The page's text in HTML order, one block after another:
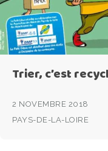
Trier, c’est
2 NOVEMBRE 2018
PAYS-DE-LA-LOIRE